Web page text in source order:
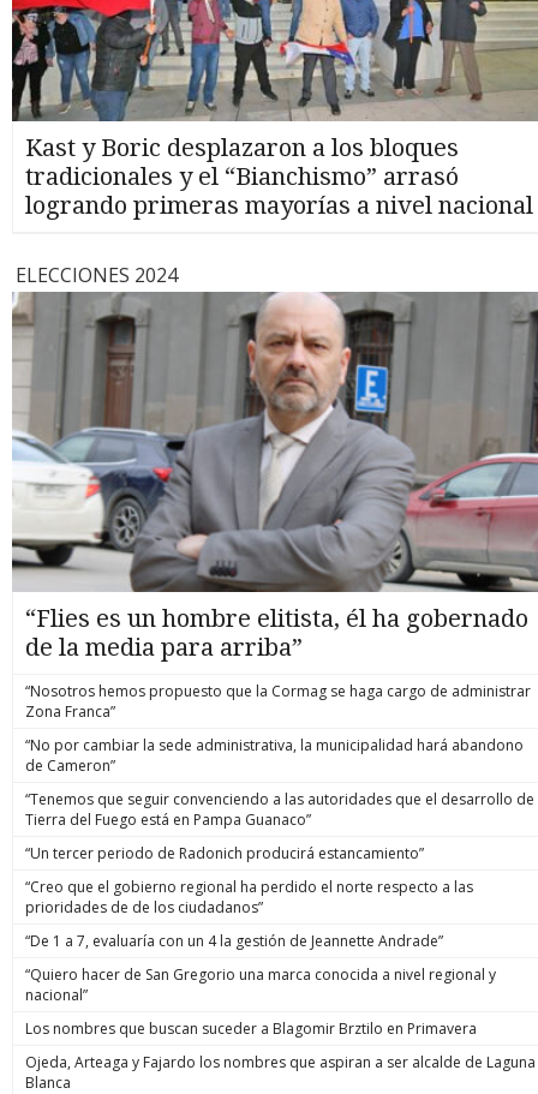
Kast y Boric desplazaron a los bloques
tradicionales y el “Bianchismo” arrasó
logrando primeras mayorías a nivel nacional
ELECCIONES 2024
“Flies es un hombre elitista, él ha gobernado
de la media para arriba”
“Nosotros hemos propuesto que la Cormag se haga cargo de administrar
Zona Franca”
“No por cambiar la sede administrativa, la municipalidad hará abandono
de Cameron”
“Tenemos que seguir convenciendo a las autoridades que el desarrollo de
Tierra del Fuego está en Pampa Guanaco”
“Un tercer periodo de Radonich producirá estancamiento”
“Creo que el gobierno regional ha perdido el norte respecto a las
prioridades de de los ciudadanos”
“De 1 a 7, evaluaría con un 4 la gestión de Jeannette Andrade”
“Quiero hacer de San Gregorio una marca conocida a nivel regional y
nacional”
Los nombres que buscan suceder a Blagomir Brztilo en Primavera
Ojeda, Arteaga y Fajardo los nombres que aspiran a ser alcalde de Laguna
Blanca